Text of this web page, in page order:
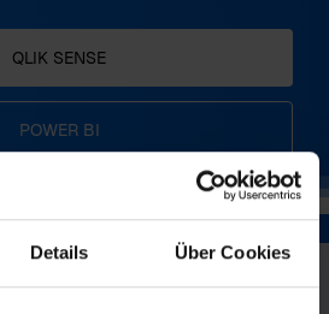
Details Über Cookies
QLIK SENSE
POWER BI